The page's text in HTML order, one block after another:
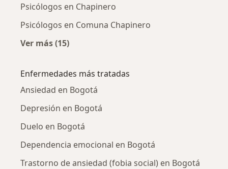
Psicólogos en Chapinero
Psicólogos en Comuna Chapinero
Ver más (15)
Enfermedades más tratadas
Ansiedad en Bogotá
Depresión en Bogotá
Duelo en Bogotá
Dependencia emocional en Bogotá
Trastorno de ansiedad (fobia social) en Bogotá